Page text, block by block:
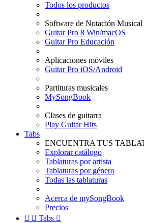
Todos los productos
Software de Notación Musical
Guitar Pro 8 Win/macOS
Guitar Pro Educación
Aplicaciones móviles
Guitar Pro iOS/Android
Partituras musicales
MySongBook
Clases de guitarra
Play Guitar Hits
Tabs
ENCUENTRA TUS
Explorar catálogo
Tablaturas por artista
Tablaturas por género
Todas las tablaturas
Acerca de mySongBook
Precios
  Tabs 